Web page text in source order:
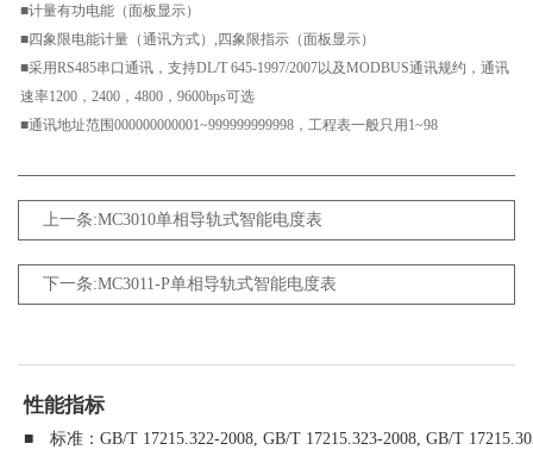
■计量有功电能（面板显示）
■四象限电能计量（通讯方式）,四象限指示（面板显示）
■采用RS485串口通讯，支持DL/T 645-1997/2007以及MODBUS通讯规约，通讯
速率1200，2400，4800，9600bps可选
■通讯地址范围000000000001~999999999998，工程表一般只用1~98
上一条:MC3010单相导轨式智能电度表
下一条:MC3011-P单相导轨式智能电度表
性能指标
■ 标准：GB/T 17215.322-2008, GB/T 17215.323-2008, GB/T